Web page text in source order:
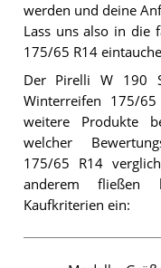
werden und deine
Lass uns also in die
175/65 R14
Der Pirelli W 190
Winterreifen 175/
weitere Produkte
welcher
175/65 R14
anderem fließen
Kaufkriterien ein: